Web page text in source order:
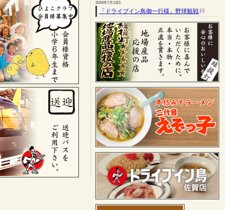
2026年7月13日
「ドライブイン鳥御一行様」野球観戦